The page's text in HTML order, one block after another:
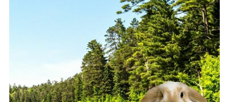
Strasburger Ehrenamtspreis „SBG“
Welcome to Strasburg (Uckermark)
Ласкаво просимо до Штрасбурга (Уккермарк)
مرحبًا بكم في شتراسبورغ (أوكرمارك)